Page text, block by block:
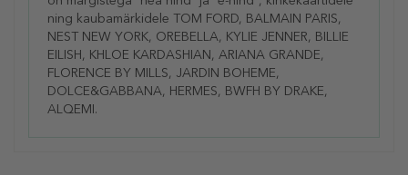
ning kaubamärkidele TOM FORD, BALMAIN PARIS,
NEST NEW YORK, OREBELLA, KYLIE JENNER, BILLIE
EILISH, KHLOE KARDASHIAN, ARIANA GRANDE,
FLORENCE BY MILLS, JARDIN BOHEME,
DOLCE&GABBANA, HERMES, BWFH BY DRAKE,
ALQEMI.